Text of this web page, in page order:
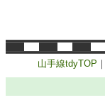
山手線tdyTOP ｜